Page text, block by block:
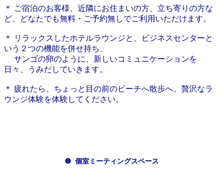
＊ ご宿泊のお客様、近隣にお住まいの方、立ち寄りの方な
ど、どなたでも無料・ご予約無しでご利用いただけます。
＊ リラックスしたホテルラウンジと、ビジネスセンターと
いう２つの機能を併せ持ち、
サンゴの卵のように、新しいコミュニケーションを
日々、うみだしていきます。
＊ 疲れたら、ちょっと目の前のビーチへ散歩へ。贅沢なラ
ウンジ体験を体験してください。
❶ 個室ミーティングスペース